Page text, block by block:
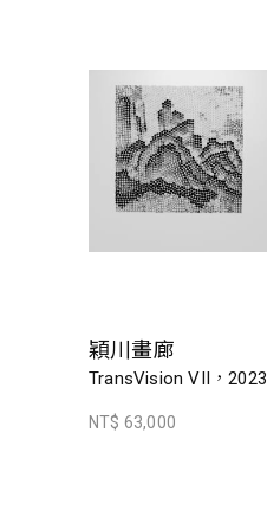
穎川畫廊
TransVision VII，2023
NT$ 63,000